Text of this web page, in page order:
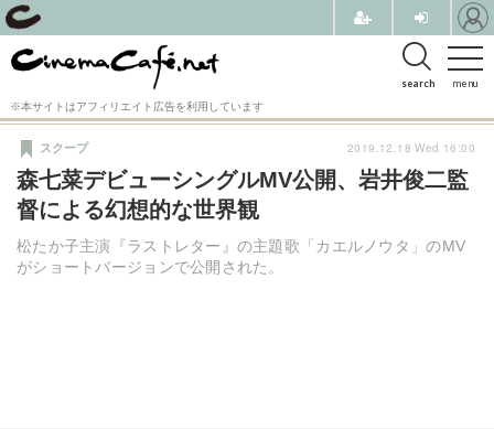
menu
search
※本サイトはアフィリエイト広告を利用しています
森七菜デビューシングルMV公開、岩井俊二監
督による幻想的な世界観
松たか子主演『ラストレター』の主題歌「カエルノウタ」のMV
がショートバージョンで公開された。
スクープ 2019.12.18 Wed 16:00